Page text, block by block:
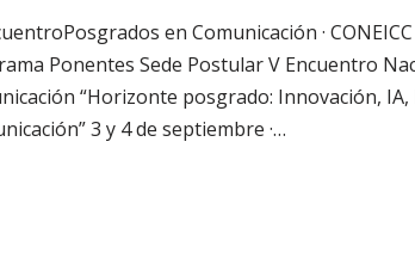
en Comunicación ·
Ponentes Sede Postular V Encuentro
“Horizonte posgrado: Innovación,
3 y 4 de septiembre ·…